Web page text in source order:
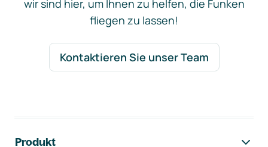
wir sind hier, um Ihnen zu helfen, die Funken
fliegen zu lassen!
Kontaktieren Sie unser Team
Produkt